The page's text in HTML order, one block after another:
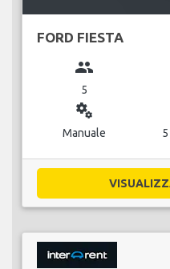
FORD FIESTA
group
5
miscellaneous_services
Manuale